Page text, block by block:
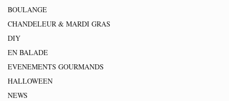
BOULANGE
CHANDELEUR & MARDI GRAS
DIY
EN BALADE
EVENEMENTS GOURMANDS
HALLOWEEN
NEWS